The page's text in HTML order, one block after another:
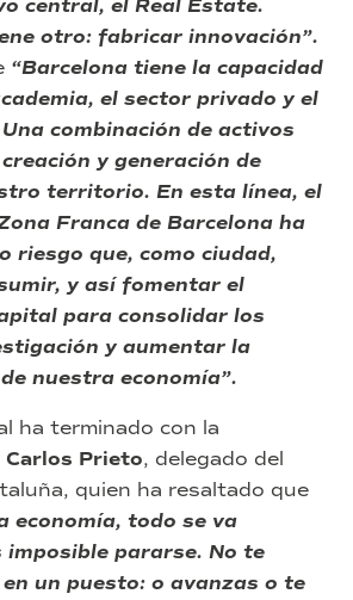
central, el Real Estate.
otro: fabricar innovación”.
“Barcelona tiene la capacidad
el sector privado y el
combinación de activos
y generación de
territorio. En esta línea, el
Franca de Barcelona ha
riesgo que, como ciudad,
y así fomentar el
para consolidar los
y aumentar la
nuestra economía”.
ha terminado con la
Carlos Prieto, delegado del
quien ha resaltado que
economía, todo se va
imposible pararse. No te
un puesto: o avanzas o te